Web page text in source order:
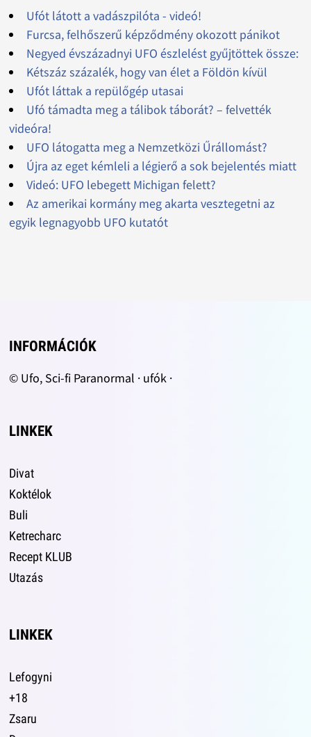
Ufót látott a vadászpilóta - videó!
Furcsa, felhőszerű képződmény okozott pánikot
Negyed évszázadnyi UFO észlelést gyűjtöttek össze:
Kétszáz százalék, hogy van élet a Földön kívül
Ufót láttak a repülőgép utasai
Ufó támadta meg a tálibok táborát? – felvették
videóra!
UFO látogatta meg a Nemzetközi Űrállomást?
Újra az eget kémleli a légierő a sok bejelentés miatt
Videó: UFO lebegett Michigan felett?
Az amerikai kormány meg akarta vesztegetni az
egyik legnagyobb UFO kutatót
INFORMÁCIÓK
© Ufo, Sci-fi Paranormal · ufók ·
LINKEK
Divat
Koktélok
Buli
Ketrecharc
Recept KLUB
Utazás
LINKEK
Lefogyni
+18
Zsaru